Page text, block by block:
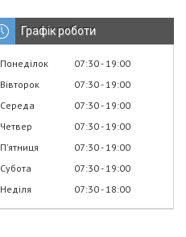
Графік роботи
Понеділок 07:30 19:00
Вівторок
07:30 19:00
Середа
07:30 19:00
Четвер
07:30 19:00
Пʼятниця
07:30 19:00
Субота
07:30 19:00
Неділя
07:30 18:00